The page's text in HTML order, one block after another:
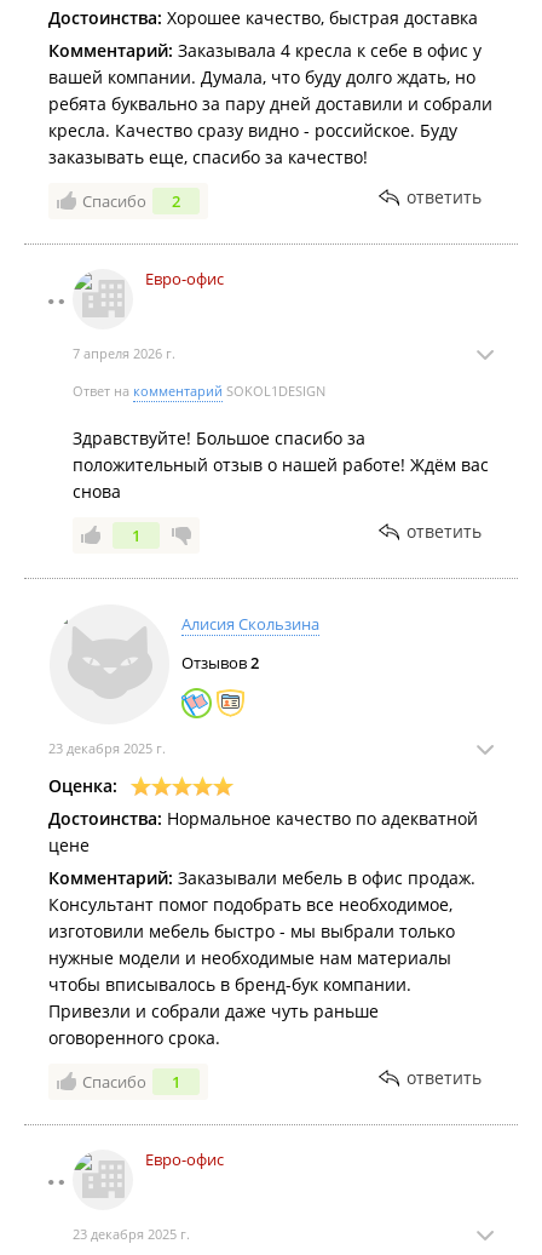
Достоинства: Хорошее качество, быстрая доставка
Комментарий: Заказывала 4 кресла к себе в офис у
вашей компании. Думала, что буду долго ждать, но
ребята буквально за пару дней доставили и собрали
кресла. Качество сразу видно - российское. Буду
заказывать еще, спасибо за качество!
Спасибо 2 ответить
Евро-офис
7 апреля 2026 г.
Ответ на комментарий SOKOL1DESIGN
Здравствуйте! Большое спасибо за
положительный отзыв о нашей работе! Ждём вас
снова
1 ответить
Алисия Скользина
Отзывов2
23 декабря 2025 г.
Оценка:
Достоинства: Нормальное качество по адекватной
цене
Комментарий: Заказывали мебель в офис продаж.
Консультант помог подобрать все необходимое,
изготовили мебель быстро - мы выбрали только
нужные модели и необходимые нам материалы
чтобы вписывалось в бренд-бук компании.
Привезли и собрали даже чуть раньше
оговоренного срока.
Спасибо 1 ответить
Евро-офис
23 декабря 2025 г.